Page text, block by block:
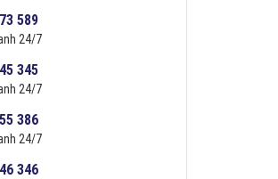
589
24/7
345
24/7
386
24/7
346